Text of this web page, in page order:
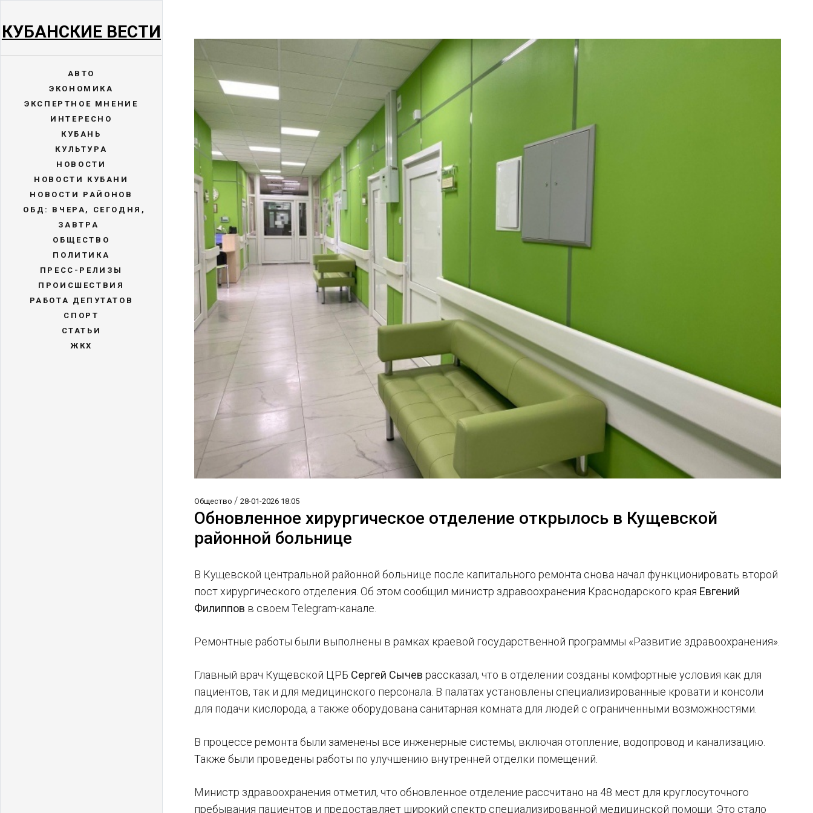
КУБАНСКИЕ ВЕСТИ
АВТО
ЭКОНОМИКА
ЭКСПЕРТНОЕ МНЕНИЕ
ИНТЕРЕСНО
КУБАНЬ
КУЛЬТУРА
НОВОСТИ
НОВОСТИ КУБАНИ
НОВОСТИ РАЙОНОВ
ОБД: ВЧЕРА, СЕГОДНЯ,
ЗАВТРА
ОБЩЕСТВО
ПОЛИТИКА
ПРЕСС-РЕЛИЗЫ
ПРОИСШЕСТВИЯ
РАБОТА ДЕПУТАТОВ
СПОРТ
СТАТЬИ
ЖКХ
Общество/28-01-2026 18:05
Обновленное хирургическое отделение открылось в Кущевской
районной больнице
В Кущевской центральной районной больнице после капитального ремонта снова начал функционировать второй
пост хирургического отделения. Об этом сообщил министр здравоохранения Краснодарского края Евгений
Филиппов в своем Telegram-канале.
Ремонтные работы были выполнены в рамках краевой государственной программы «Развитие здравоохранения».
Главный врач Кущевской ЦРБ Сергей Сычев рассказал, что в отделении созданы комфортные условия как для
пациентов, так и для медицинского персонала. В палатах установлены специализированные кровати и консоли
для подачи кислорода, а также оборудована санитарная комната для людей с ограниченными возможностями.
В процессе ремонта были заменены все инженерные системы, включая отопление, водопровод и канализацию.
Также были проведены работы по улучшению внутренней отделки помещений.
Министр здравоохранения отметил, что обновленное отделение рассчитано на 48 мест для круглосуточного
пребывания пациентов и предоставляет широкий спектр специализированной медицинской помощи. Это стало